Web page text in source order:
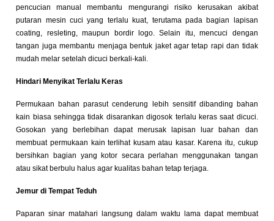
pencucian manual membantu mengurangi risiko kerusakan akibat
putaran mesin cuci yang terlalu kuat, terutama pada bagian lapisan
coating, resleting, maupun bordir logo. Selain itu, mencuci dengan
tangan juga membantu menjaga bentuk jaket agar tetap rapi dan tidak
mudah melar setelah dicuci berkali-kali.
Hindari Menyikat Terlalu Keras
Permukaan bahan parasut cenderung lebih sensitif dibanding bahan
kain biasa sehingga tidak disarankan digosok terlalu keras saat dicuci.
Gosokan yang berlebihan dapat merusak lapisan luar bahan dan
membuat permukaan kain terlihat kusam atau kasar. Karena itu, cukup
bersihkan bagian yang kotor secara perlahan menggunakan tangan
atau sikat berbulu halus agar kualitas bahan tetap terjaga.
Jemur di Tempat Teduh
Paparan sinar matahari langsung dalam waktu lama dapat membuat